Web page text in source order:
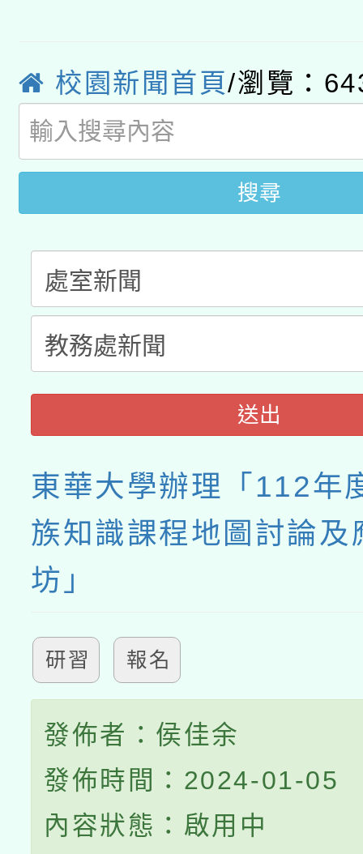
案。
招)
暨閱讀推動專業研習
科技賦能─人工智慧
礎課程
A3數位素養講師名單
校園新聞首頁/瀏覽：
搜尋
送出
東華大學辦理「112年
族知識課程地圖討論及
坊」
研習 報名
發佈者：侯佳余
發佈時間：2024-01-05
內容狀態：啟用中